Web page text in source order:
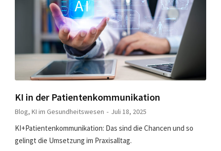
KI in der Patientenkommunikation
Blog, KI im Gesundheitswesen Juli 18, 2025
KI+Patientenkommunikation: Das sind die Chancen und so
gelingt die Umsetzung im Praxisalltag.